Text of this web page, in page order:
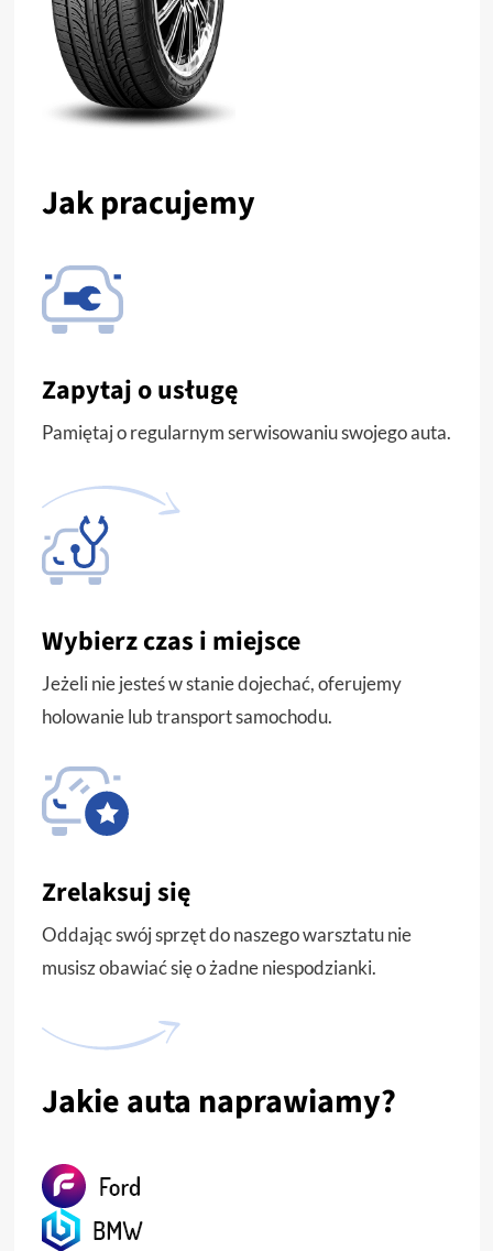
Jak pracujemy
Zapytaj o usługę
Pamiętaj o regularnym serwisowaniu swojego auta.
Wybierz czas i miejsce
Jeżeli nie jesteś w stanie dojechać, oferujemy
holowanie lub transport samochodu.
Zrelaksuj się
Oddając swój sprzęt do naszego warsztatu nie
musisz obawiać się o żadne niespodzianki.
Jakie auta naprawiamy?